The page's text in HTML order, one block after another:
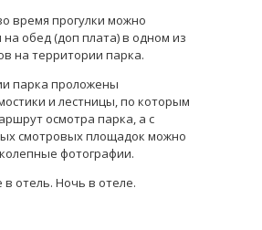
время прогулки можно
на обед (доп плата) в одном из
на территории парка.
парка проложены
и лестницы, по которым
осмотра парка, а с
смотровых площадок можно
фотографии.
отель. Ночь в отеле.